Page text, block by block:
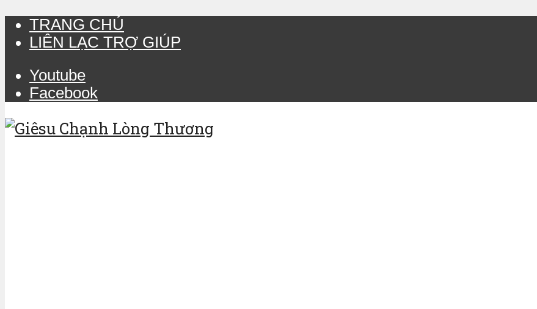
TRANG CHỦ
LIÊN LẠC TRỢ GIÚP
Youtube
Facebook